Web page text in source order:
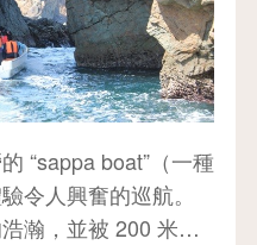
，可以從林間眺望
天然的原生草地》
草地滿滿的延伸到
野可將太平洋的美
外還可以看到一路
岩山。
新。
“sappa boat”（一種
令人興奮的巡航。
瀚，並被 200 米高